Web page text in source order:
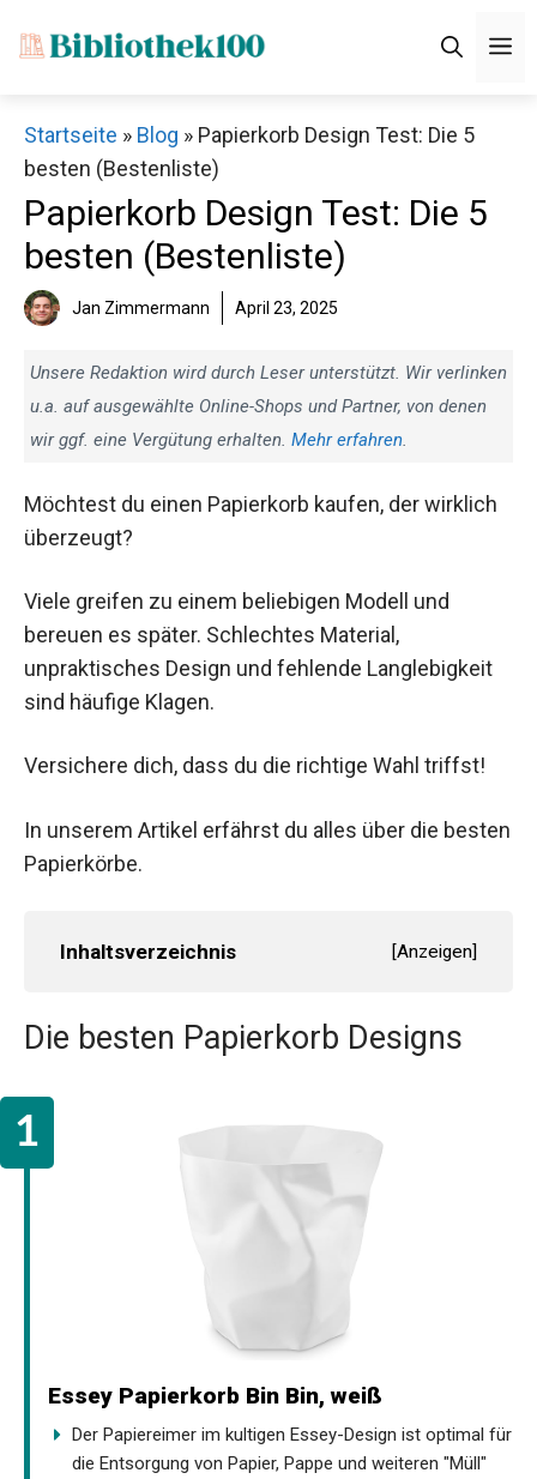
Inhalt
Startseite » Blog » Papierkorb Design Test: Die 5
besten (Bestenliste)
Papierkorb Design Test: Die 5
besten (Bestenliste)
Jan Zimmermann April 23, 2025
Unsere Redaktion wird durch Leser unterstützt. Wir verlinken
u.a. auf ausgewählte Online-Shops und Partner, von denen
wir ggf. eine Vergütung erhalten. Mehr erfahren.
Möchtest du einen Papierkorb kaufen, der wirklich
überzeugt?
Viele greifen zu einem beliebigen Modell und
bereuen es später. Schlechtes Material,
unpraktisches Design und fehlende Langlebigkeit
sind häufige Klagen.
Versichere dich, dass du die richtige Wahl triffst!
In unserem Artikel erfährst du alles über die besten
Papierkörbe.
Inhaltsverzeichnis [Anzeigen]
Die besten Papierkorb Designs
Essey Papierkorb Bin Bin, weiß
Der Papiereimer im kultigen Essey-Design ist optimal für
die Entsorgung von Papier, Pappe und weiteren "Müll"